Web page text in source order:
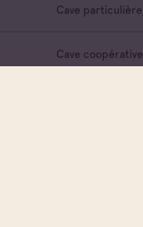
Cave particulière
Cave coopérative